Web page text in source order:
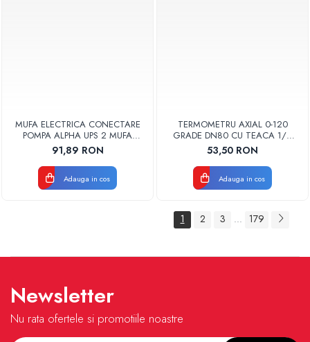
MUFA ELECTRICA CONECTARE
POMPA ALPHA UPS 2 MUFA
ELECTRICA GRUNDFOS
91,89 RON
Adauga in cos
TERMOMETRU AXIAL 0-120
GRADE DN80 CU TEACA 1/2
TB80-100 FIMET
53,50 RON
Adauga in cos
1 2 3 ... 179
Newsletter
Nu rata ofertele si promotiile noastre